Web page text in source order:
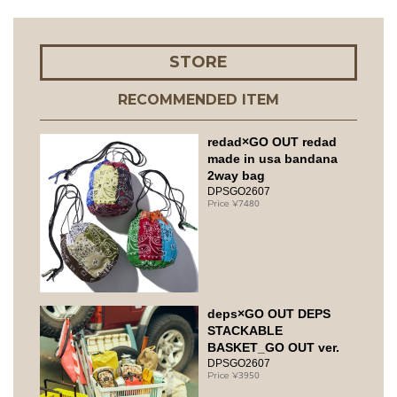
STORE
RECOMMENDED ITEM
redad×GO OUT redad
made in usa bandana
2way bag
DPSGO2607
7480
deps×GO OUT DEPS
STACKABLE
BASKET_GO OUT ver.
DPSGO2607
3950